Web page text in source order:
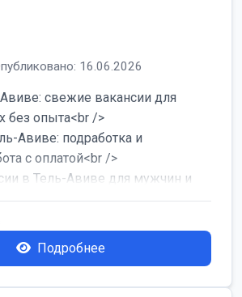
16.06.2026
свежие вакансии для
без опыта<br />
Авиве: подработка и
с оплатой<br />
в Тель-Авиве для мужчин и
Подробнее